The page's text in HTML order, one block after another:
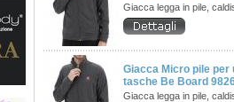
Giacca legga in pile,
Giacca Micro pile per
tasche Be Board
Giacca legga in pile,